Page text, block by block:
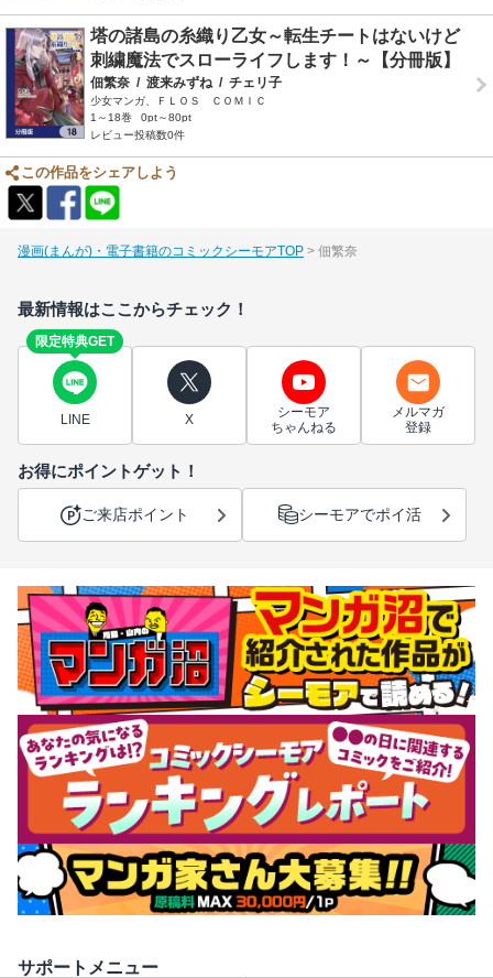
塔の諸島の糸織り乙女～転生チートはないけど
刺繍魔法でスローライフします！～【分冊版】
佃繁奈 / 渡来みずね / チェリ子
少女マンガ、ＦＬＯＳ ＣＯＭＩＣ
1～18巻
0pt～80pt
レビュー投稿数0件
この作品をシェアしよう
漫画(まんが)・電子書籍のコミックシーモアTOP 佃繁奈
最新情報はここからチェック！
限定特典GET
LINE X
シーモア
ちゃんねる
メルマガ
登録
お得にポイントゲット！
ご来店ポイント シーモアでポイ活
サポートメニュー